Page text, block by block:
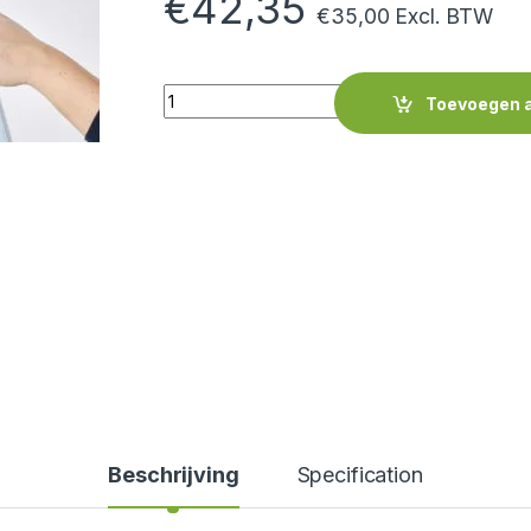
€35,00 Excl. BTW
Quantity
Toevoegen
Beschrijving Specification